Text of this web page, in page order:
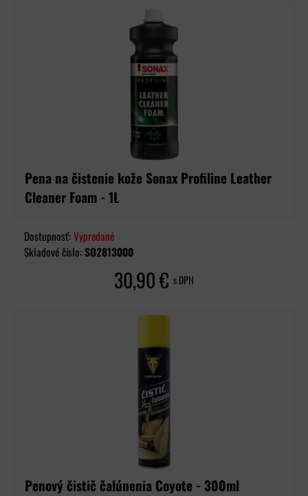
Pena na čistenie kože Sonax Profiline Leather
Cleaner Foam - 1L
Dostupnosť:Vypredané
Skladové číslo: SO2813000
30,90 € s DPH
Penový čistič čalúnenia Coyote - 300ml